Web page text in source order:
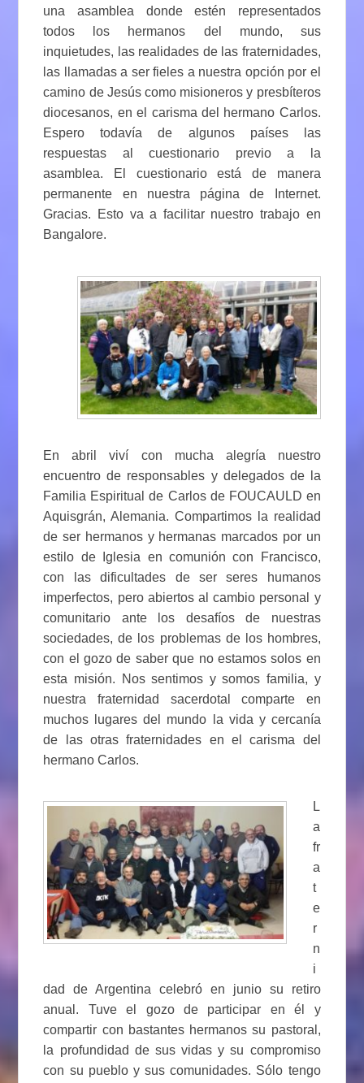
una asamblea donde estén representados
todos los hermanos del mundo, sus
inquietudes, las realidades de las fraternidades,
las llamadas a ser fieles a nuestra opción por el
camino de Jesús como misioneros y presbíteros
diocesanos, en el carisma del hermano Carlos.
Espero todavía de algunos países las
respuestas al cuestionario previo a la
asamblea. El cuestionario está de manera
permanente en nuestra página de Internet.
Gracias. Esto va a facilitar nuestro trabajo en
Bangalore.
En abril viví con mucha alegría nuestro
encuentro de responsables y delegados de la
Familia Espiritual de Carlos de FOUCAULD en
Aquisgrán, Alemania. Compartimos la realidad
de ser hermanos y hermanas marcados por un
estilo de Iglesia en comunión con Francisco,
con las dificultades de ser seres humanos
imperfectos, pero abiertos al cambio personal y
comunitario ante los desafíos de nuestras
sociedades, de los problemas de los hombres,
con el gozo de saber que no estamos solos en
esta misión. Nos sentimos y somos familia, y
nuestra fraternidad sacerdotal comparte en
muchos lugares del mundo la vida y cercanía
de las otras fraternidades en el carisma del
hermano Carlos.
L
a
fr
a
t
e
r
n
i
dad de Argentina celebró en junio su retiro
anual. Tuve el gozo de participar en él y
compartir con bastantes hermanos su pastoral,
la profundidad de sus vidas y su compromiso
con su pueblo y sus comunidades. Sólo tengo